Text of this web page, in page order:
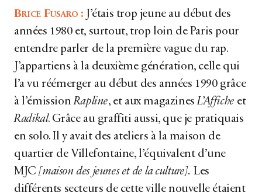
Brice Fusaro : J’étais trop jeune au début des
années 1980 et, surtout, trop loin de Paris pour
entendre parler de la première vague du rap.
J’appartiens à la deuxième génération, celle qui
l’a vu réémerger au début des années 1990 grâce
à l’émissionRapline, et aux magazinesL’Affiche et
Radikal. Grâce au graffiti aussi, que je pratiquais
en solo. Il y avait des ateliers à la maison de
quartier de Villefontaine, l’équivalent d’une
MJC[maison des jeunes et de la culture]. Les
différents secteurs de cette ville nouvelle étaient